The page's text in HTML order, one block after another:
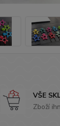
VŠE
Zboží